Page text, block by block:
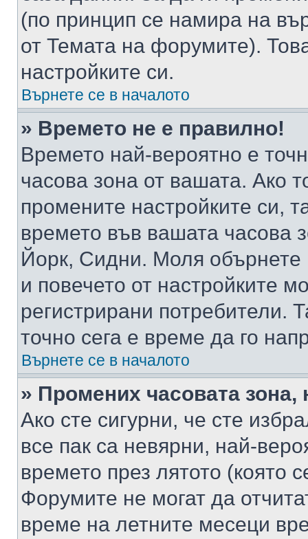
(по принцип се намира на
от Темата на форумите).
настройките си.
Върнете се в началото
» Времето не е правилно!
Времето най-вероятно е
часова зона от вашата. Ако
промените настройките си,
времето във вашата
Йорк, Сидни. Моля обърнете
и повечето от настройките
регистрирани потребители.
точно сега е време да го
Върнете се в началото
» Промених часовата
Ако сте сигурни, че сте
все пак са невярни, най-
времето през лятото (която
Форумите не могат да
време на летните месеци